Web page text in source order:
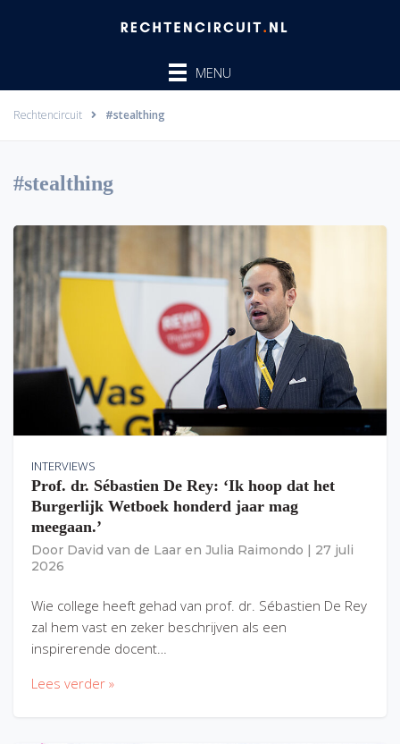
MENU
Rechtencircuit #stealthing
#stealthing
INTERVIEWS
Prof. dr. Sébastien De Rey: ‘Ik hoop dat het
Burgerlijk Wetboek honderd jaar mag
meegaan.’
Door David van de Laar en Julia Raimondo
27 juli
2026
Wie college heeft gehad van prof. dr. Sébastien De Rey
zal hem vast en zeker beschrijven als een
inspirerende docent…
Lees verder »